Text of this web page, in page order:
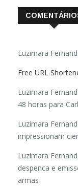
Luzimara
Free URL
Luzimara
48 horas para
Luzimara
impressionam
Luzimara
despenca e
armas